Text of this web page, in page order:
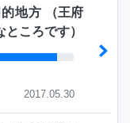
地方 （王府
ところです）
2017.05.30